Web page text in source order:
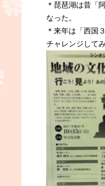
＊琵琶湖は昔「
なった。
＊来年は「西国
チャレンジして